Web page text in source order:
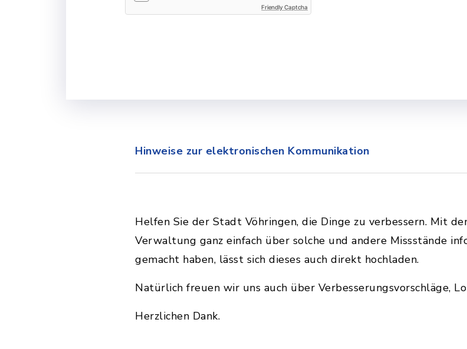
Friendly Captcha
Hinweise zur elektronischen Kommunikation
Helfen Sie der Stadt Vöhringen, die Dinge zu verbessern. Mit
Verwaltung ganz einfach über solche und andere Missstände
gemacht haben, lässt sich dieses auch direkt hochladen.
Natürlich freuen wir uns auch über Verbesserungsvorschläge,
Herzlichen Dank.